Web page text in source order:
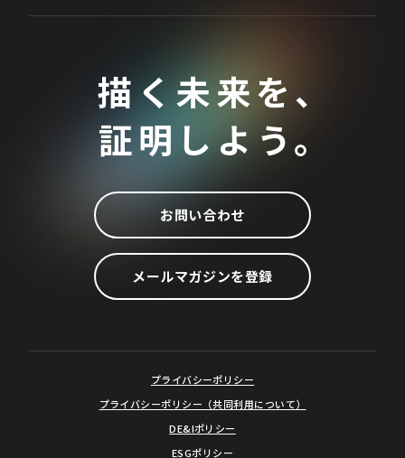
描く未来を、
証明しよう。
お問い合わせ
メールマガジンを登録
プライバシーポリシー
プライバシーポリシー（共同利用について）
DE&Iポリシー
ESGポリシー